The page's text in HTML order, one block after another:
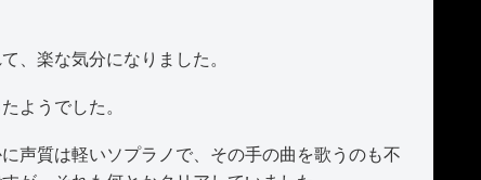
、楽な気分になりました。
ようでした。
声質は軽いソプラノで、その手の曲を歌うのも不